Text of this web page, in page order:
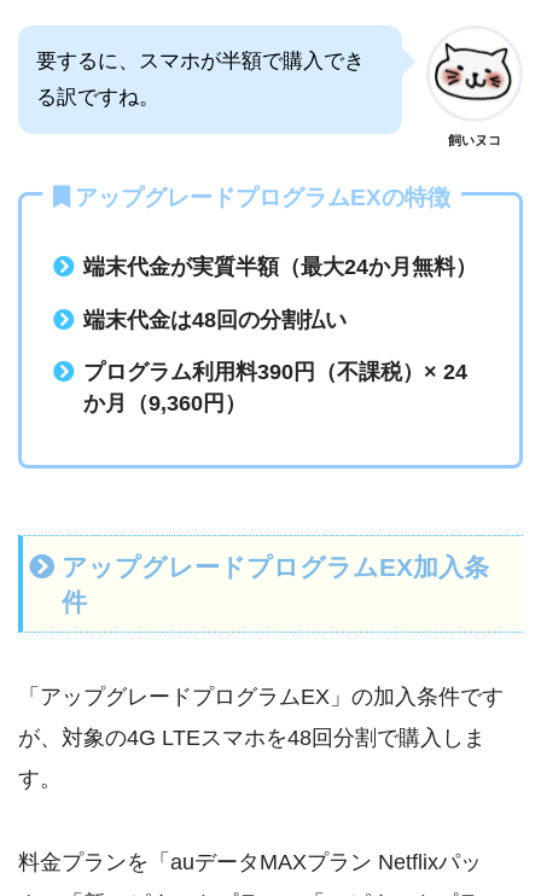
要するに、スマホが半額で購入でき
る訳ですね。
飼いヌコ
アップグレードプログラムEXの特徴
端末代金が実質半額（最大24か月無料）
端末代金は48回の分割払い
プログラム利用料390円（不課税）× 24
か月（9,360円）
アップグレードプログラムEX加入条
件
「アップグレードプログラムEX」の加入条件です
が、対象の4G LTEスマホを48回分割で購入しま
す。
料金プランを「auデータMAXプラン Netflixパッ